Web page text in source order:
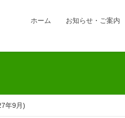
ホーム お知らせ・ご案内
年9月)